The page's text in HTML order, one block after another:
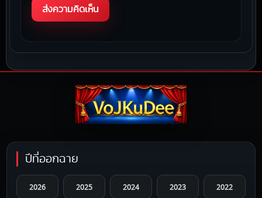
ปีที่ออกฉาย
2026 2025 2024 2023 2022